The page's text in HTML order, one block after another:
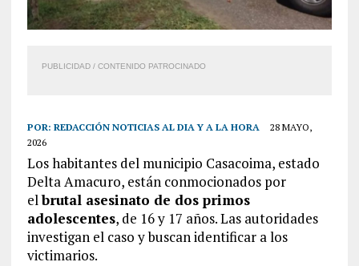
PUBLICIDAD / CONTENIDO PATROCINADO
POR: REDACCIÓN NOTICIAS AL DIA Y A LA HORA
28 MAYO,
2026
Los habitantes del municipio Casacoima, estado
Delta Amacuro, están conmocionados por
elbrutal asesinato de dos primos
adolescentes, de 16 y 17 años. Las autoridades
investigan el caso y buscan identificar a los
victimarios.